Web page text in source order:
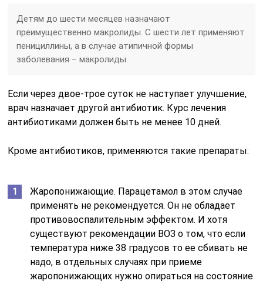
Детям до шести месяцев назначают
преимущественно макролиды. С шести лет применяют
пенициллины, а в случае атипичной формы
заболевания – макролиды.
Если через двое-трое суток не наступает улучшение,
врач назначает другой антибиотик. Курс лечения
антибиотиками должен быть не менее 10 дней.
Кроме антибиотиков, применяются такие препараты:
Жаропонижающие. Парацетамол в этом случае
применять не рекомендуется. Он не обладает
противовоспалительным эффектом. И хотя
существуют рекомендации ВОЗ о том, что если
температура ниже 38 градусов то ее сбивать не
надо, в отдельных случаях при приеме
жаропонижающих нужно опираться на состояние